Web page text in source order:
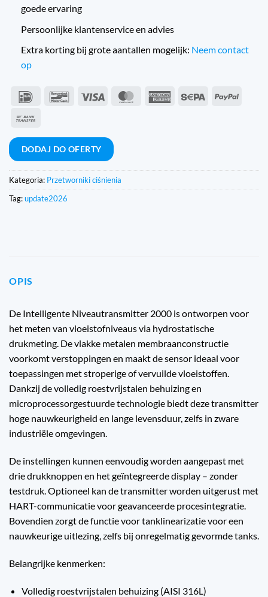
goede ervaring
Persoonlijke klantenservice en advies
Extra korting bij grote aantallen mogelijk: Neem contact
op
IDeal BancontactWiza MasterCardAmerican Sepa
PayPal
DODAJ DO OFERTY
Kategoria: Przetworniki ciśnienia
Tag:update2026
OPIS
De Intelligente Niveautransmitter 2000 is ontworpen voor
het meten van vloeistofniveaus via hydrostatische
drukmeting. De vlakke metalen membraanconstructie
voorkomt verstoppingen en maakt de sensor ideaal voor
toepassingen met stroperige of vervuilde vloeistoffen.
Dankzij de volledig roestvrijstalen behuizing en
microprocessorgestuurde technologie biedt deze transmitter
hoge nauwkeurigheid en lange levensduur, zelfs in zware
industriële omgevingen.
De instellingen kunnen eenvoudig worden aangepast met
drie drukknoppen en het geïntegreerde display – zonder
testdruk. Optioneel kan de transmitter worden uitgerust met
HART-communicatie voor geavanceerde procesintegratie.
Bovendien zorgt de functie voor tanklinearizatie voor een
nauwkeurige uitlezing, zelfs bij onregelmatig gevormde tanks.
Belangrijke kenmerken:
Volledig roestvrijstalen behuizing (AISI 316L)